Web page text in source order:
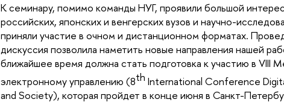
К семинару, помимо команды НУГ, проявили большой
российских, японских и венгерских вузов и научно-
приняли участие в очном и дистанционном форматах.
дискуссия позволила наметить новые направления нашей
ближайшее время должна стать подготовка к участию в
электронному управлению (8th International Conference
and Society), которая пройдет в конце июня в Санкт-